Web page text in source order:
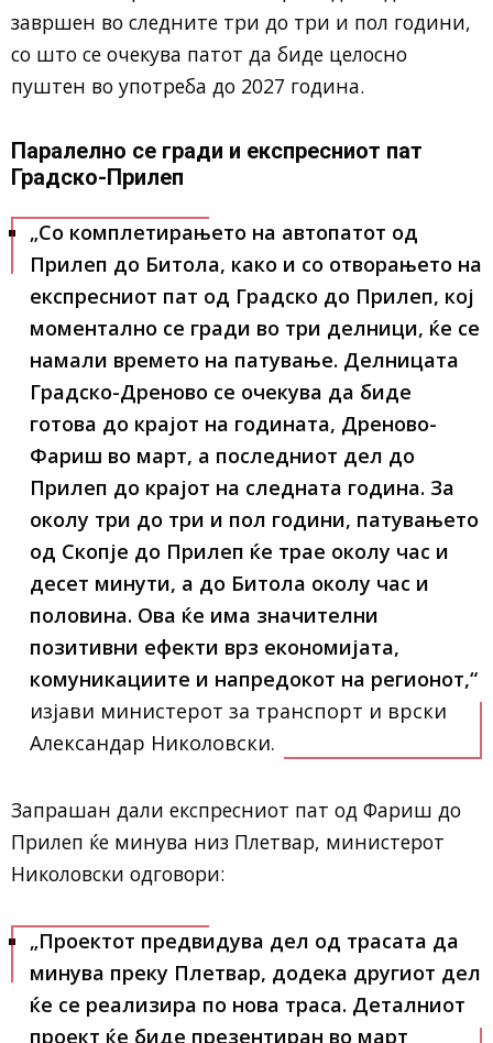
завршен во следните три до три и пол години,
со што се очекува патот да биде целосно
пуштен во употреба до 2027 година.
Паралелно се гради и експресниот пат
Градско-Прилеп
„Со комплетирањето на автопатот од
Прилеп до Битола, како и со отворањето на
експресниот пат од Градско до Прилеп, кој
моментално се гради во три делници, ќе се
намали времето на патување. Делницата
Градско-Дреново се очекува да биде
готова до крајот на годината, Дреново-
Фариш во март, а последниот дел до
Прилеп до крајот на следната година. За
околу три до три и пол години, патувањето
од Скопје до Прилеп ќе трае околу час и
десет минути, а до Битола околу час и
половина. Ова ќе има значителни
позитивни ефекти врз економијата,
комуникациите и напредокот на регионот,“
изјави министерот за транспорт и врски
Александар Николовски.
Запрашан дали експресниот пат од Фариш до
Прилеп ќе минува низ Плетвар, министерот
Николовски одговори:
„Проектот предвидува дел од трасата да
минува преку Плетвар, додека другиот дел
ќе се реализира по нова траса. Деталниот
проект ќе биде презентиран во март